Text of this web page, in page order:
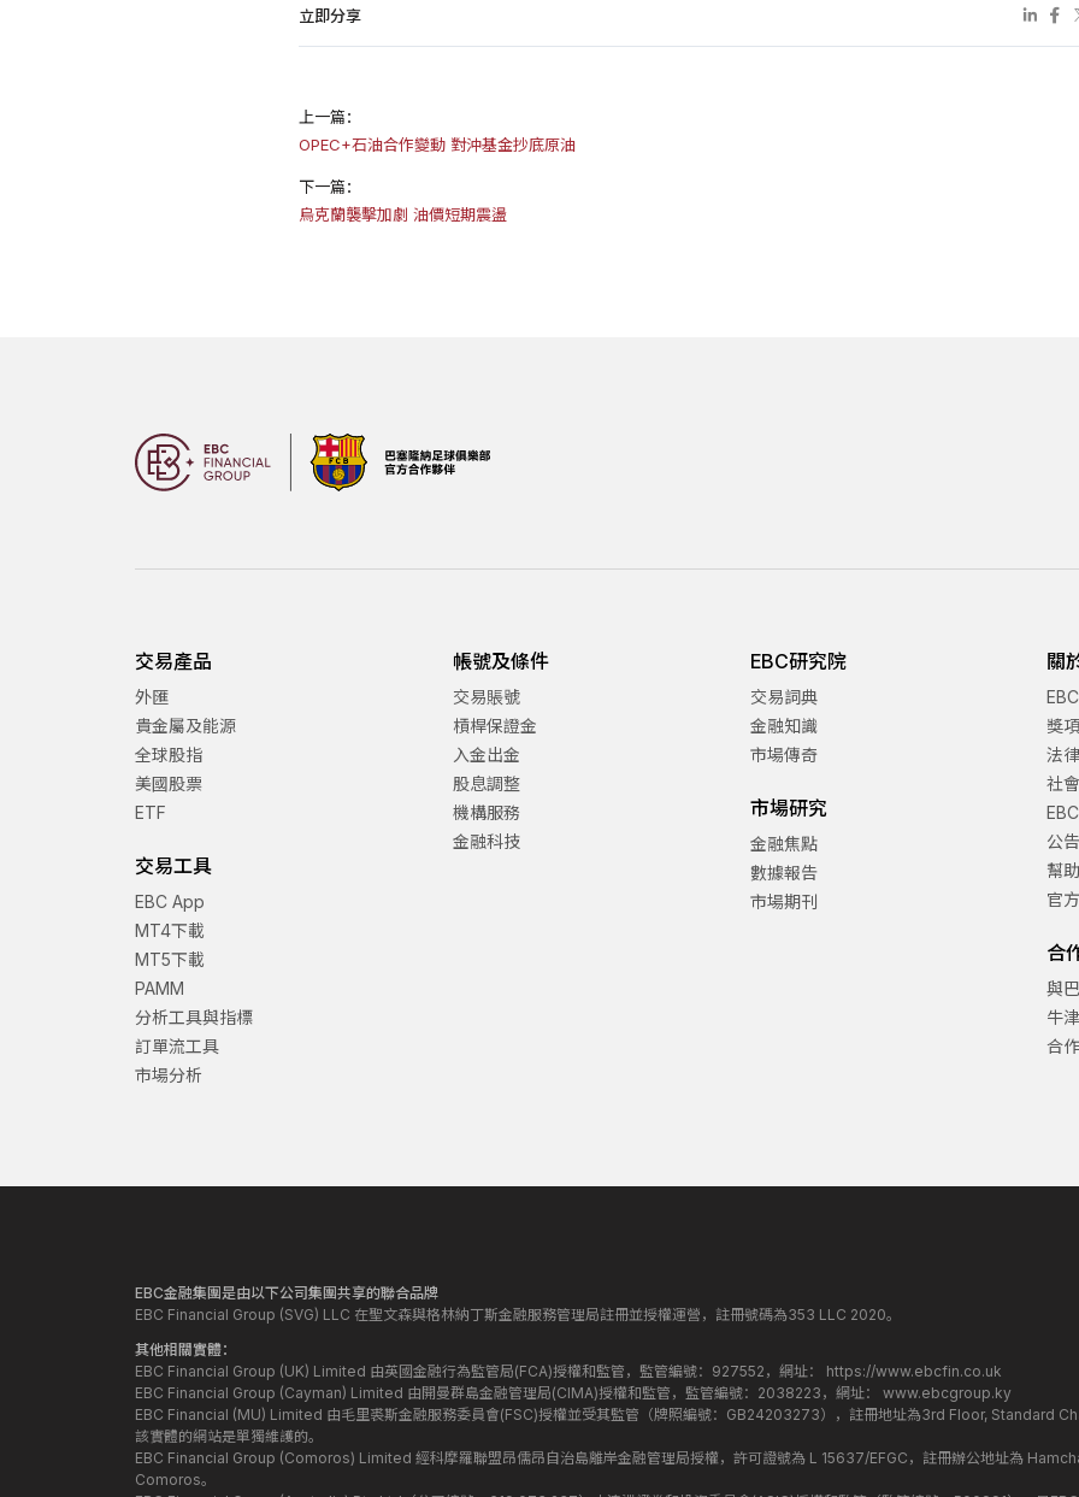
立即分享
上一篇：
OPEC+石油合作變動 對沖基金抄底原油
下一篇：
烏克蘭襲擊加劇 油價短期震盪
交易產品
外匯
貴金屬及能源
全球股指
美國股票
ETF
交易工具
EBC App
MT4下載
MT5下載
PAMM
分析工具與指標
訂單流工具
市場分析
帳號及條件
交易賬號
槓桿保證金
入金出金
股息調整
機構服務
金融科技
EBC研究院
交易詞典
金融知識
市場傳奇
市場研究
金融焦點
數據報告
市場期刊
關
獎
法
社
公
幫
官
合
與
牛
合
EBC金融集團是由以下公司集團共享的聯合品牌
EBC Financial Group (SVG) LLC 在聖文森與格林納丁斯金融服務管理局註冊並授權運營，註冊號碼為353 LLC 2020。
其他相關實體：
EBC Financial Group (UK) Limited 由英國金融行為監管局(FCA)授權和監管，監管編號：927552，網址： https://www.ebcfin.co.uk
EBC Financial Group (Cayman) Limited 由開曼群島金融管理局(CIMA)授權和監管，監管編號：2038223，網址： www.ebcgroup.ky
EBC Financial (MU) Limited 由毛里裘斯金融服務委員會(FSC)授權並受其監管（牌照編號：GB24203273），註冊地址為3rd Floor, Standard
該實體的網站是單獨維護的。
EBC Financial Group (Comoros) Limited 經科摩羅聯盟昂儒昂自治島離岸金融管理局授權，許可證號為 L 15637/EFGC，註冊辦公地址為
Comoros。